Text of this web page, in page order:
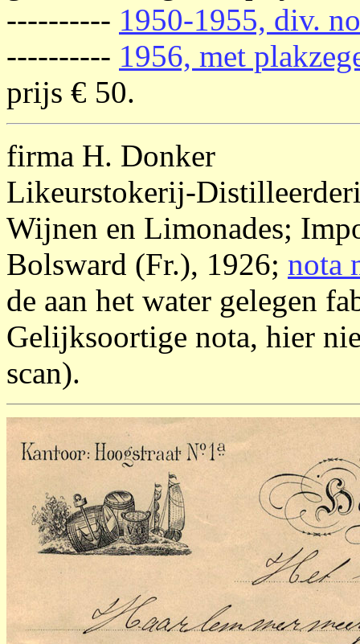
---------- 1950-1955, div.
---------- 1956, met
prijs € 50.
firma H. Donker
Likeurstokerij-
Wijnen en Limonades;
Bolsward (Fr.), 1926; nota
de aan het water gelegen
Gelijksoortige nota, hier
scan).